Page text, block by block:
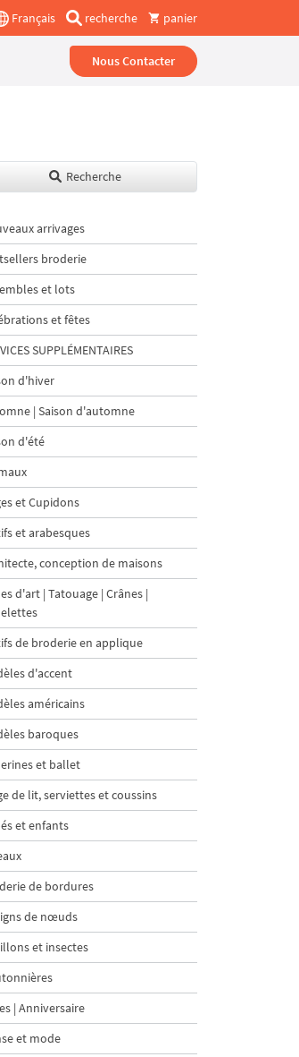
Français recherche panier
Nous Contacter
Recherche
arrivages
broderie
et lots
et fêtes
SUPPLÉMENTAIRES
d'hiver
| Saison d'automne
d'été
et Cupidons
et arabesques
conception de maisons
d'art | Tatouage | Crânes |
de broderie en applique
d'accent
américains
baroques
et ballet
de lit, serviettes et coussins
et enfants
de bordures
de nœuds
et insectes
| Anniversaire
et mode